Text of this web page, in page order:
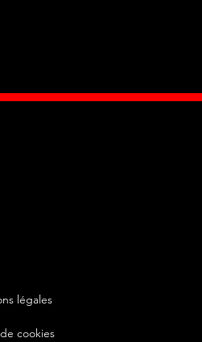
légales
cookies